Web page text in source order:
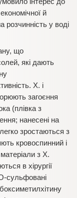
й
розчинність у воді
що
які дають
Х. і
загоєння
(плівка з
нанесені на
зростаються з
кровоспинний і
з Х.
в хірургії
сульфовані